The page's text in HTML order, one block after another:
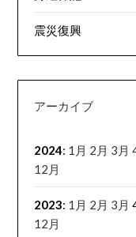
震災復興
アーカイブ
2024: 1月 2月 3月
12月
2023: 1月 2月 3月
12月